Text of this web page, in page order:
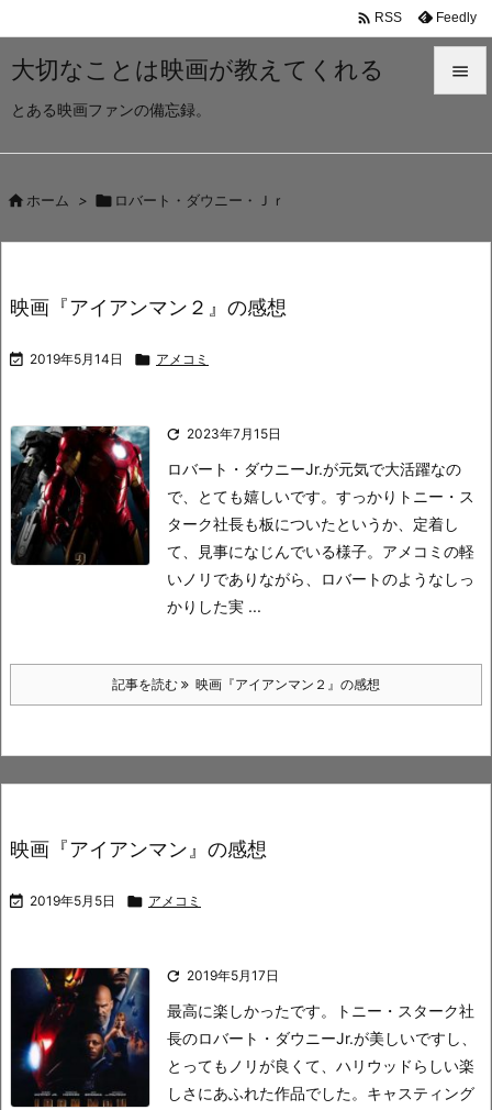
大切なことは映画が教えてくれる
とある映画ファンの備忘録。

 RSS Feedly
 ホーム >  ロバート・ダウニー・Ｊｒ
映画『アイアンマン２』の感想
 2019年5月14日  アメコミ
 2023年7月15日
ロバート・ダウニーJr.が元気で大活躍なの
で、とても嬉しいです。 すっかりトニー・ス
ターク社長も板についたというか、定着し
て、見事になじんでいる様子。 アメコミの軽
いノリでありながら、ロバートのようなしっ
かりした実 ...
記事を読む 映画『アイアンマン２』の感想
映画『アイアンマン』の感想
 2019年5月5日  アメコミ
 2019年5月17日
最高に楽しかったです。
トニー・スターク社
長のロバート・ダウニーJr.が美しいですし、
とってもノリが良くて、ハリウッドらしい楽
しさにあふれた作品でした。 キャスティング